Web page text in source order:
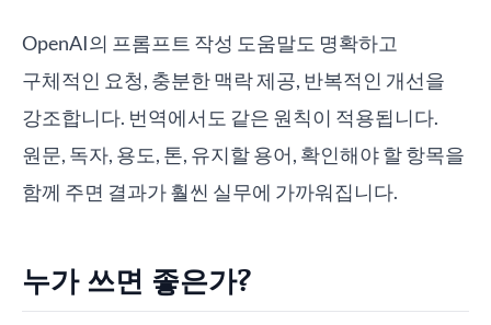
OpenAI의 프롬프트 작성 도움말도 명확하고
구체적인 요청, 충분한 맥락 제공, 반복적인 개선을
강조합니다. 번역에서도 같은 원칙이 적용됩니다.
원문, 독자, 용도, 톤, 유지할 용어, 확인해야 할 항목을
함께 주면 결과가 훨씬 실무에 가까워집니다.
누가 쓰면 좋은가?